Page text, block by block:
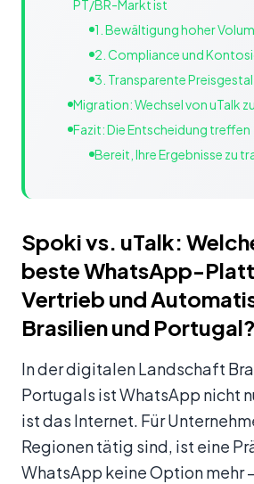
PT/BR-Markt ist
1. Bewältigung hoher
2. Compliance und
3. Transparente
Migration: Wechsel von uTalk
Fazit: Die Entscheidung treffen
Bereit, Ihre Ergebnisse zu
Spoki vs. uTalk:
beste WhatsApp-
Vertrieb und
Brasilien und Portugal?
In der digitalen Landschaft
Portugals ist WhatsApp nicht
ist das Internet. Für
Regionen tätig sind, ist eine
WhatsApp keine Option mehr